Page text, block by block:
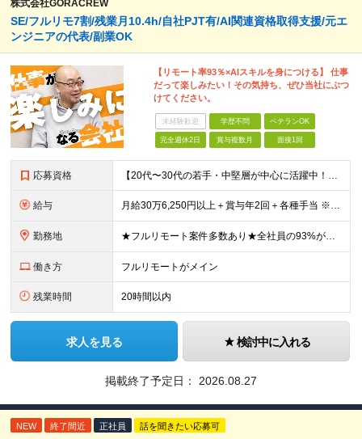
株式会社GORACREW
SE/フルリモ7割/残業月10.4h/自社PJT有/AI関連資格取得支援/元エ
ンジニアの代表/副業OK
【リモート率93％×AIスキルを身につける】 仕事
だって楽しみたい！その気持ち、ぜひ当社にぶつ
けてください。
未経験歓迎 学歴不問 ベテランOK
完全週休2日 賞与複数月 面接1回
応募資格 【20代〜30代の若手・中堅層が中心に活躍中！】 ●何らかのシステム開発経験をお持ちの方（目安2年以上／言語不問） ●学歴不問 ★こんな方にピッタリ★ ・前職の組織体制に孤独を感じていた方 ・フルリ
給与 月給30万6,250円以上＋賞与年2回＋各種手当 ※経験・スキルを考慮の上、当社規定により優遇します。 ※上記金額には月12時間分の固定残業代(2万6,250円～)を含みます。超過分は全額別途支給し
勤務地 ★フルリモート案件多数あり★全社員の93%がリモート勤務を活用中 本社（東京都千代田区）または各プロジェクト先（東京・神奈川・千葉・埼玉など） 本社：東京都千代田区岩本町3丁目5−2 合人社東京秋葉
働き方 フルリモートがメイン
残業時間 20時間以内
求人を見る 検討中に入れる
掲載終了予定日： 2026.08.27
NEW 終了間近 正社員 話を聞きたい応募可